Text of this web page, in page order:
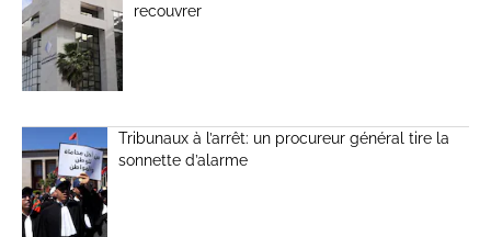
recouvrer
Tribunaux à l’arrêt: un procureur général tire la
sonnette d’alarme